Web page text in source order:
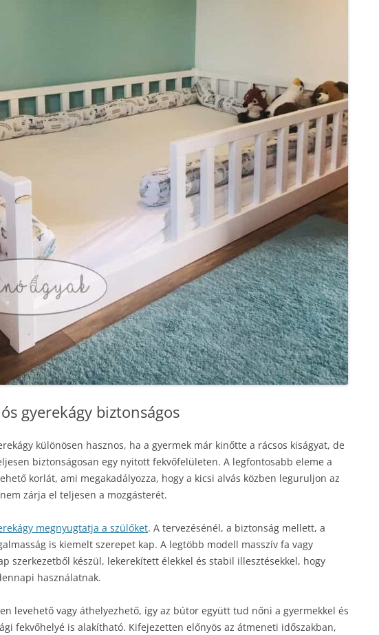
gyerekágy biztonságos
különösen hasznos, ha a gyermek már kinőtte a rácsos kiságyat, de
biztonságosan egy nyitott fekvőfelületen. A legfontosabb eleme a
korlát, ami megakadályozza, hogy a kicsi alvás közben leguruljon az
zárja el teljesen a mozgásterét.
megnyugtatja a szülőket. A tervezésénél, a biztonság mellett, a
is kiemelt szerepet kap. A legtöbb modell masszív fa vagy
szerkezetből készül, lekerekített élekkel és stabil illesztésekkel, hogy
használatnak.
levehető vagy áthelyezhető, így az bútor együtt tud nőni a gyermekkel és
fekvőhelyé is alakítható. Kifejezetten előnyös az átmeneti időszakban,